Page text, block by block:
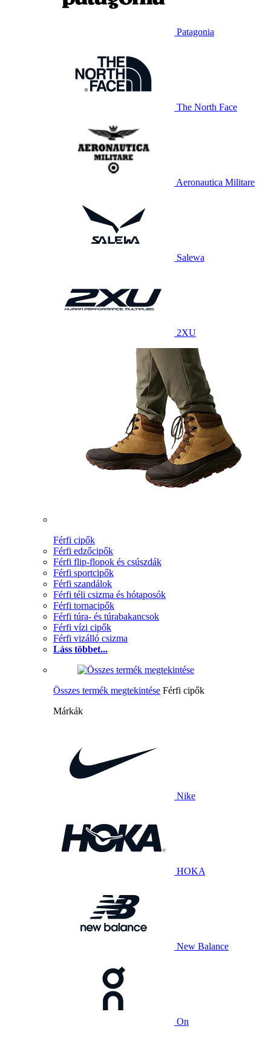
Patagonia
The North Face
Aeronautica Militare
Salewa
2XU
Férfi cipők
Férfi edzőcipők
Férfi flip-flopok és csúszdák
Férfi sportcipők
Férfi szandálok
Férfi téli csizma és hótaposók
Férfi tornacipők
Férfi túra- és túrabakancsok
Férfi vízi cipők
Férfi vizálló csizma
Láss többet...
Összes termék megtekintése Férfi cipők
Márkák
Nike
HOKA
New Balance
On